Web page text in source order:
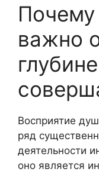
важно
Восприятие
ряд
деятельности
оно является